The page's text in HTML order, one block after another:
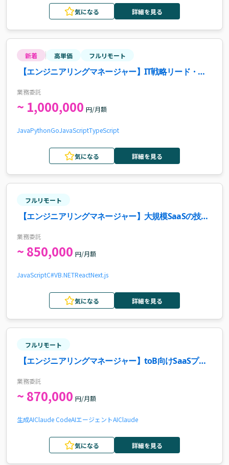
気になる 詳細を見る
新着 高単価 フルリモート
【エンジニアリングマネージャー】IT戦略リード・組
業務委託
~ 1,000,000 円/月額
JavaPythonGoJavaScriptTypeScript
気になる 詳細を見る
フルリモート
【エンジニアリングマネージャー】大規模SaaSの技術
業務委託
~ 850,000 円/月額
JavaScriptC#VB.NETReactNext.js
気になる 詳細を見る
フルリモート
【エンジニアリングマネージャー】toB向けSaaSプロ
業務委託
~ 870,000 円/月額
生成AIClaude CodeAIエージェントAIClaude
気になる 詳細を見る